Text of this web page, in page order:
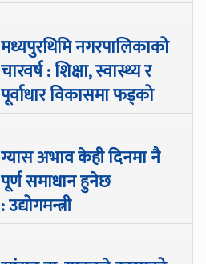
मध्यपुरथिमि नगरपालिकाको
चारवर्ष : शिक्षा, स्वास्थ्य र
पूर्वाधार विकासमा फड्को
ग्यास अभाव केही दिनमा नै
पूर्ण समाधान हुनेछ
: उद्योगमन्त्री